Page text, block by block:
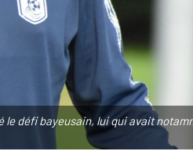
le défi bayeusain, lui qui avait